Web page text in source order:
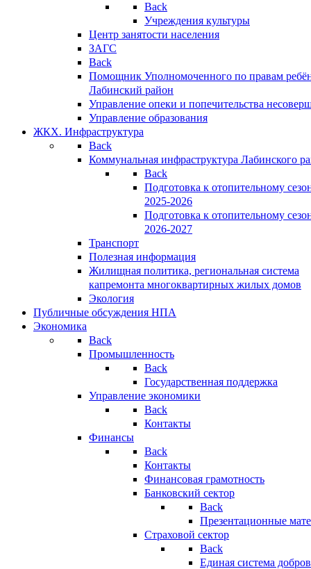
Back
Учреждения культуры
Центр занятости населения
ЗАГС
Back
Помощник Уполномоченного по правам
Лабинский район
Управление опеки и попечительства
Управление образования
ЖКХ. Инфраструктура
Back
Коммунальная инфраструктура Лабинского
Back
Подготовка к отопительному
2025-2026
Подготовка к отопительному
2026-2027
Транспорт
Полезная информация
Жилищная политика, региональная система
капремонта многоквартирных жилых домов
Экология
Публичные обсуждения НПА
Экономика
Back
Промышленность
Back
Государственная поддержка
Управление экономики
Back
Контакты
Финансы
Back
Контакты
Финансовая грамотность
Банковский сектор
Back
Презентационные
Страховой сектор
Back
Единая система